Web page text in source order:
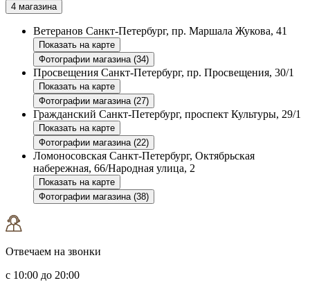
4 магазина
Ветеранов Санкт-Петербург, пр. Маршала Жукова, 41
Показать на карте
Фотографии магазина (34)
Просвещения Санкт-Петербург, пр. Просвещения, 30/1
Показать на карте
Фотографии магазина (27)
Гражданский Санкт-Петербург, проспект Культуры, 29/1
Показать на карте
Фотографии магазина (22)
Ломоносовская Санкт-Петербург, Октябрьская
набережная, 66/Народная улица, 2
Показать на карте
Фотографии магазина (38)
Отвечаем на звонки
с 10:00 до 20:00